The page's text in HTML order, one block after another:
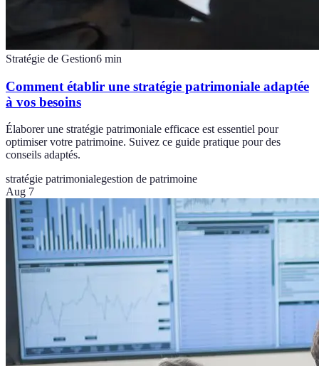
Stratégie de Gestion6 min
Comment établir une stratégie patrimoniale adaptée
à vos besoins
Élaborer une stratégie patrimoniale efficace est essentiel pour
optimiser votre patrimoine. Suivez ce guide pratique pour des
conseils adaptés.
stratégie patrimonialegestion de patrimoine
Aug 7